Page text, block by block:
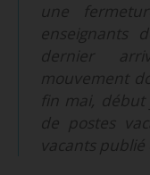
une
enseignants
dernier
mouvement
fin mai, début
de postes
vacants